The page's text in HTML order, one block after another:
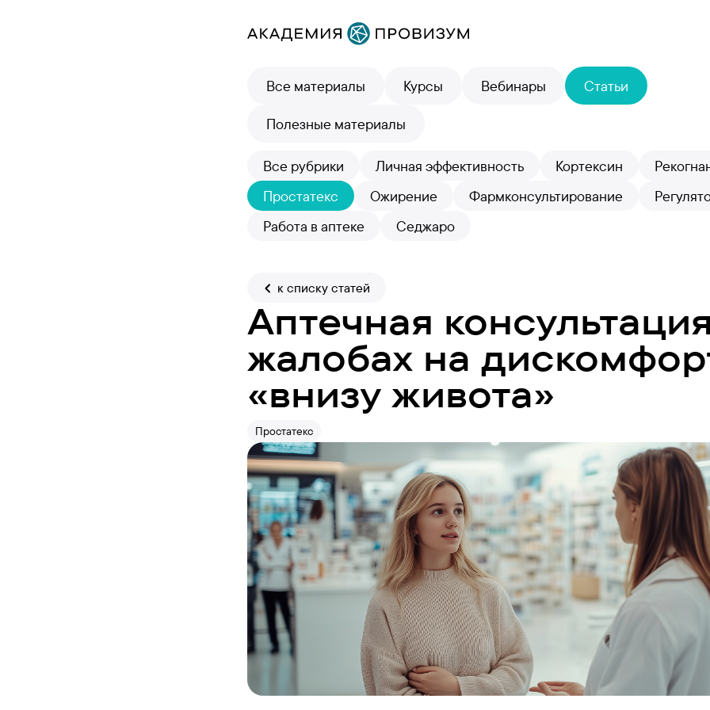
Все материалы Курсы Вебинары Статьи
Полезные материалы
Все рубрики Личная эффективность Кортексин
Простатекс
Ожирение Фармконсультирование
Работа в аптеке
Седжаро
к списку статей
Аптечная
жалобах на
«внизу живота»
Простатекс